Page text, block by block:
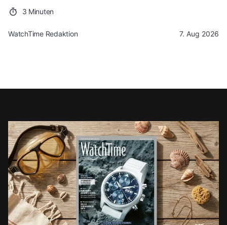
3 Minuten
WatchTime Redaktion 7. Aug 2026